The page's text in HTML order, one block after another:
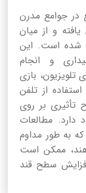
جوامع مدرن
و از میان
شده است. این
و انجام
بازی
از تلفن
بر روی
دارد. مطالعات
به طور مداوم
ممکن است
سطح قند